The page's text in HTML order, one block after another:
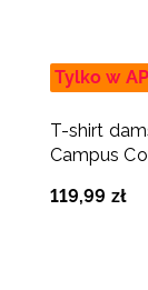
Tylko w
T-shirt
Campus
119,99 zł